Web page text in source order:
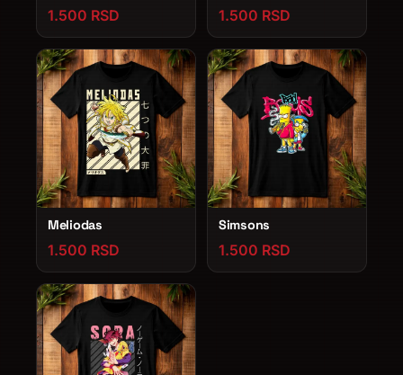
1.500 RSD 1.500 RSD
Meliodas
1.500 RSD
Simsons
1.500 RSD